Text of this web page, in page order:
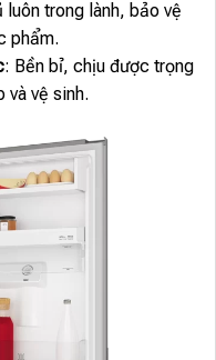
luôn trong lành, bảo vệ
phẩm.
: Bền bỉ, chịu được trọng
và vệ sinh.